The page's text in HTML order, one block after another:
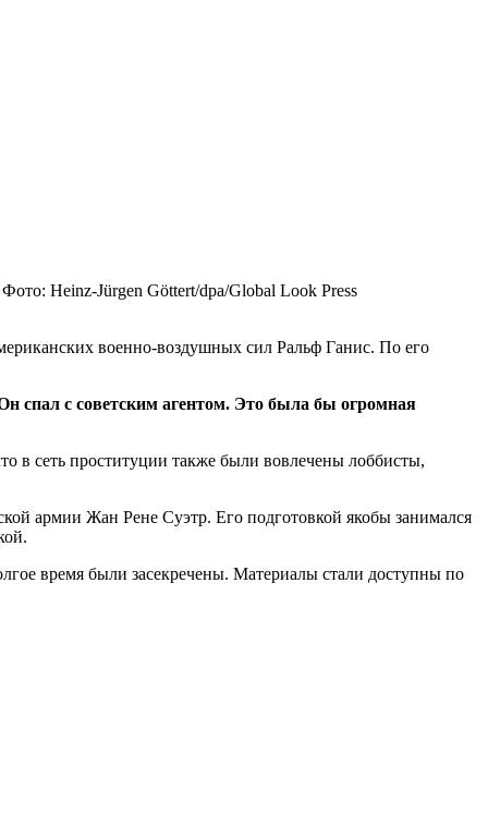
Фото: Heinz-Jürgen Göttert/dpa/Global Look Press
военно-воздушных сил Ральф Ганис. По его
спал с советским агентом. Это была бы огромная
в сеть проституции также были вовлечены лоббисты,
армии Жан Рене Суэтр. Его подготовкой якобы занимался
время были засекречены. Материалы стали доступны по